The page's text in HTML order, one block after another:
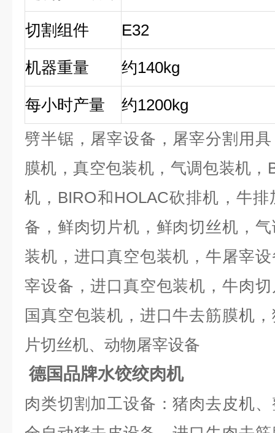
切割组件 E32
机器重量 约140kg
每小时产量
约1200kg
劈半锯，屠宰设备，屠宰分割用
膜机，真空包装机，气调包装机，
机， BIRO和HOLAC砍排机，牛排
备，鲜肉切片机，鲜肉切丝机，
装机，进口真空包装机，牛屠宰
宰设备，进口真空包装机，牛肉
国真空包装机，进口牛去筋膜机
片切丝机、动物屠宰设备
德国品牌水饺绞肉机
肉类切割加工设备：猪肉去皮机